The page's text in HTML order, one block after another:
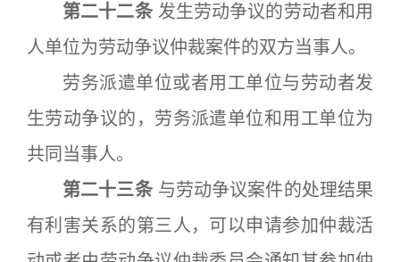
第二十二条发生劳动争议的劳动者和用
人单位为劳动争议仲裁案件的双方当事人。
劳务派遣单位或者用工单位与劳动者发
生劳动争议的，劳务派遣单位和用工单位为
共同当事人。
第二十三条与劳动争议案件的处理结果
有利害关系的第三人，可以申请参加仲裁活